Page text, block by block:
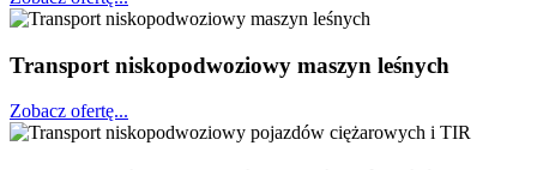
Transport niskopodwoziowy maszyn leśnych
Zobacz ofertę...